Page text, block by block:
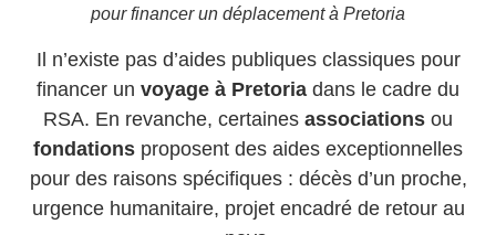
pour financer un déplacement à Pretoria
Il n’existe pas d’aides publiques classiques pour
financer un voyage à Pretoria dans le cadre du
RSA. En revanche, certaines associations ou
fondations proposent des aides exceptionnelles
pour des raisons spécifiques : décès d’un proche,
urgence humanitaire, projet encadré de retour au